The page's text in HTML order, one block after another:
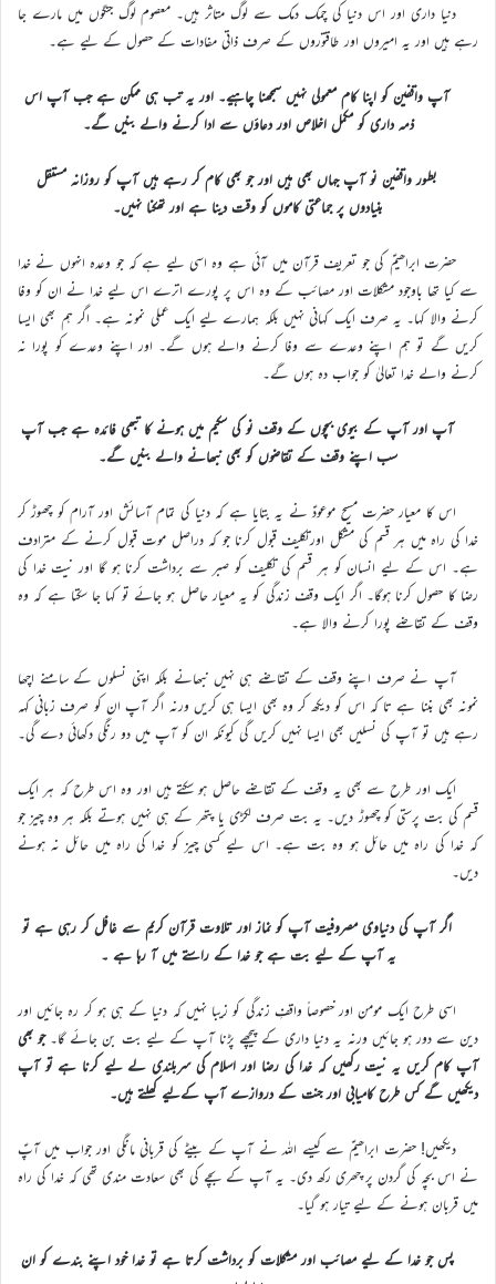
دنیا داری اور اس دنیا کی چمک دمک سے لوگ متاثر ہیں۔ معصوم لوگ جنگوں میں مارے جا
رہے ہیں اور یہ امیروں اور طاقتوروں کے صرف ذاتی مفادات کے حصول کے لیے ہے۔
آپ واقفین کو اپنا کام معمولی نہیں سمجھنا چاہیے۔ اور یہ تب ہی ممکن ہے جب آپ اس
ذمہ داری کو مکمل اخلاص اور دعاؤں سے ادا کرنے والے بنیں گے۔
بطور واقفین نو آپ جہاں بھی ہیں اور جو بھی کام کر رہے ہیں آپ کو روزانہ مستقل
بنیادوں پر جماعتی کاموں کو وقت دینا ہے اور تھکنا نہیں۔
حضرت ابراھیمؑ کی جو تعریف قرآن میں آئی ہے وہ اسی لیے ہے کہ جو وعدہ انہوں نے خدا
سے کیا تھا باوجود مشکلات اور مصائب کے وہ اس پر پورے اترے اس لیے خدا نے ان کو وفا
کرنے والا کہا۔ یہ صرف ایک کہانی نہیں بلکہ ہمارے لیے ایک عملی نمونہ ہے۔ اگر ہم بھی ایسا
کریں گے تو ہم اپنے وعدے سے وفا کرنے والے ہوں گے۔ اور اپنے وعدے کو پورا نہ
کرنے والے خدا تعالیٰ کو جواب دہ ہوں گے۔
آپ اور آپ کے بیوی بچوں کے وقف نو کی سکیم میں ہونے کا تبھی فائدہ ہے جب آپ
سب اپنے وقف کے تقاضوں کو بھی نبھانے والے بنیں گے۔
اس کا معیار حضرت مسیح موعودؑ نے یہ بتایا ہے کہ دنیا کی تمام آسائش اور آرام کو چھوڑ کر
خدا کی راہ میں ہر قسم کی مشکل اورتکلیف قبول کرنا جو کہ دراصل موت قبول کرنے کے مترادف
ہے۔ اس کے لیے انسان کو ہر قسم کی تکلیف کو صبر سے برداشت کرنا ہو گا اور نیت خدا کی
رضا کا حصول کرنا ہوگا۔ اگر ایک وقف زندگی کو یہ معیار حاصل ہو جائے تو کہا جا سکتا ہے کہ وہ
وقف کے تقاضے پورا کرنے والا ہے۔
آپ نے صرف اپنے وقف کے تقاضے ہی نہیں نبھانے بلکہ اپنی نسلوں کے سامنے اچھا
نمونہ بھی بننا ہے تا کہ اس کو دیکھ کر وہ بھی ایسا ہی کریں ورنہ اگر آپ ان کو صرف زبانی کہہ
رہے ہیں تو آپ کی نسلیں بھی ایسا نہیں کریں گی کیونکہ ان کو آپ میں دو رنگی دکھائی دے گی۔
ایک اور طرح سے بھی یہ وقف کے تقاضے حاصل ہو سکتے ہیں اور وہ اس طرح کہ ہر ایک
قسم کی بت پرستی کو چھوڑ دیں۔ یہ بت صرف لکڑی یا پتھر کے ہی نہیں ہوتے بلکہ ہر وہ چیز جو
کہ خدا کی راہ میں حائل ہو وہ بت ہے۔ اس لیے کسی چیز کو خدا کی راہ میں حائل نہ ہونے
دیں۔
اگر آپ کی دنیاوی مصروفیت آپ کو نماز اور تلاوت قرآن کریم سے غافل کر رہی ہے تو
یہ آپ کے لیے بت ہے جو خدا کے راستے میں آ رہا ہے ۔
اسی طرح ایک مومن اور خصوصاً واقفِ زندگی کو زیبا نہیں کہ دنیا کے ہی ہو کر رہ جائیں اور
دین سے دور ہو جائیں ورنہ یہ دنیا داری کے پیچھے پڑنا آپ کے لیے بت بن جائے گا۔جو بھی
آپ کام کریں یہ نیت رکھیں کہ خدا کی رضا اور اسلام کی سربلندی لے لیے کرنا ہے تو آپ
دیکھیں گے کس طرح کامیابی اور جنت کے دروازے آپ کےلیے کھلتے ہیں۔
دیکھیں! حضرت ابراھیمؑ سے کیسے اللہ نے آپ کے بیٹے کی قربانی مانگی اور جواب میں آپؑ
نے اس بچہ کی گردن پر چھری رکھ دی۔ یہ آپ کے بچے کی بھی سعادت مندی تھی کہ خدا کی راہ
میں قربان ہونے کے لیے تیار ہو گیا۔
پس جوخدا کے لیےمصائب اور مشکلات کو برداشت کرتا ہے تو خدا خود اپنے بندے کو ان